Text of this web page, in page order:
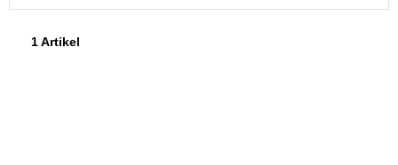
1 Artikel